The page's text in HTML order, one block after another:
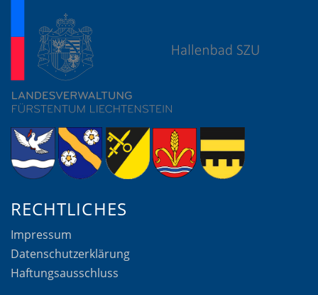
RECHTLICHES
Impressum
Datenschutzerklärung
Haftungsausschluss